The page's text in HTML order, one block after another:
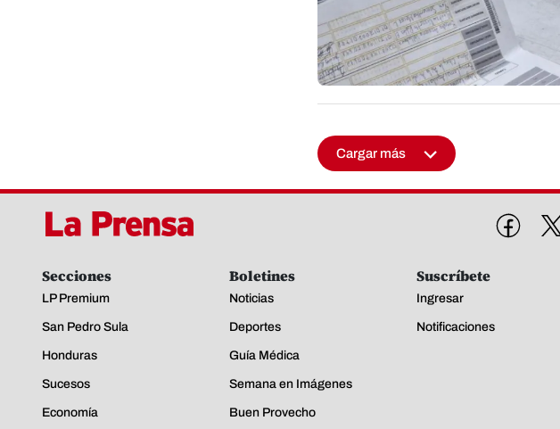
Cargar más
Secciones
LP Premium
San Pedro Sula
Honduras
Sucesos
Economía
Boletines
Noticias
Deportes
Guía Médica
Semana en Imágenes
Buen Provecho
Suscríbete
Ingresar
Notificaciones